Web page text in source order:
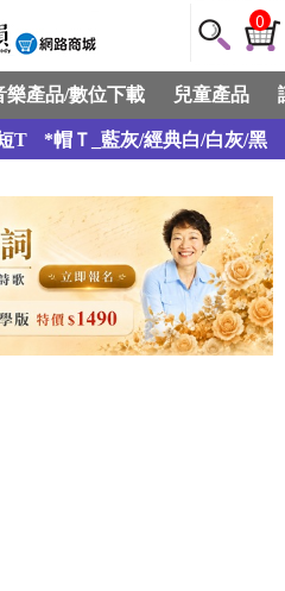
0
樂產品/數位下載 兒童產品
T *帽Ｔ_藍灰/經典白/白灰/黑